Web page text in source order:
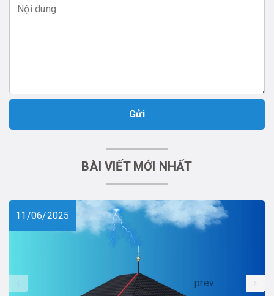
Gửi
BÀI VIẾT MỚI NHẤT
11/06/2025
prev